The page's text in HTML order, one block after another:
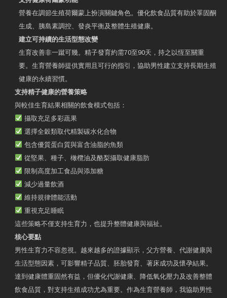
營養在調節生殖荷爾蒙上扮演關鍵角色。優化飲食品質有助於睪固酮
生成、胰島素調控、發炎平衡及整體生殖健康。
建立可持續的生活型態改變
生育改善非一蹴可幾。精子發育約需70至90天，持之以恆至關重
要。生育營養師提供實用且可行的指引，協助男性建立支持長期生殖
健康的永續習慣。
支持精子健康的營養策略
與較佳生育結果相關的飲食模式包括：
攝取充足多彩蔬果
選擇全穀類取代精製碳水化合物
包含優質蛋白質與富含油脂的魚類
從堅果、種子、橄欖油及酪梨攝取健康脂肪
限制高度加工食品與添加糖
減少過量飲酒
維持規律體能活動
重視充足睡眠
這些策略不僅支持生育力，也提升整體健康與福祉。
核心要點
男性生育力不容忽視。越來越多的證據顯示，父方營養、代謝健康與
生活型態因素，可影響精子品質、胚胎發育、著床成功及懷孕結果。
達到健康體重固然有益，但優化代謝健康、降低氧化壓力及改善整體
飲食品質，對支持生殖成功尤為重要。作為生育營養師，我協助男性